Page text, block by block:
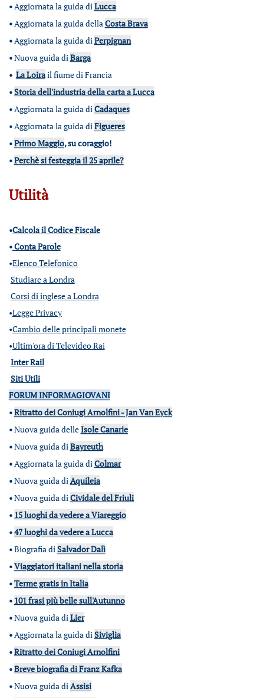
•Aggiornata la guida diLucca
•Aggiornata la guida dellaCosta Brava
•Aggiornata la guida diPerpignan
•Nuova guida diBarga
• La Loirail fiume di Francia
•Storia dell'industria della carta a Lucca
•Aggiornata la guida diCadaques
•Aggiornata la guida diFigueres
•Primo Maggio, su coraggio!
•Perchè si festeggia il 25 aprile?
Utilità
•Calcola il Codice Fiscale
•Conta Parole
•Elenco Telefonico
Studiare a Londra
Corsi di inglese a Londra
•Legge Privacy
•Cambio delle principali monete
•Ultim'ora di Televideo Rai
Inter Rail
Siti Utili
FORUM INFORMAGIOVANI
•Ritratto dei Coniugi Arnolfini - Jan Van Eyck
•Nuova guida delleIsole Canarie
•Nuova guida diBayreuth
•Aggiornata la guida diColmar
•Nuova guida diAquileia
•Nuova guida diCividale del Friuli
• 15 luoghi da vedere a Viareggio
•47 luoghi da vedere a Lucca
•Biografia diSalvador Dalì
•Viaggiatori italiani nella storia
•Terme gratis in Italia
• 101 frasi più belle sull'Autunno
•Nuova guida diLier
•Aggiornata la guida diSiviglia
•Ritratto dei Coniugi Arnolfini
•Breve biografia di Franz Kafka
•Nuova guida diAssisi